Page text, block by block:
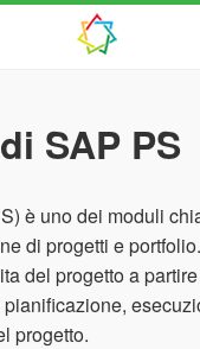
SAP PS
è uno dei moduli
di progetti e
del progetto a
progetto.